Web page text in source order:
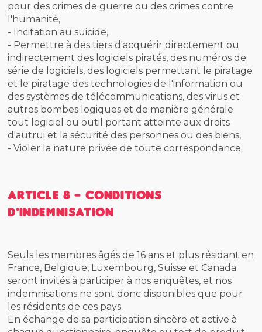
pour des crimes de guerre ou des crimes contre
l'humanité,
- Incitation au suicide,
- Permettre à des tiers d'acquérir directement ou
indirectement des logiciels piratés, des numéros de
série de logiciels, des logiciels permettant le piratage
et le piratage des technologies de l'information ou
des systèmes de télécommunications, des virus et
autres bombes logiques et de manière générale
tout logiciel ou outil portant atteinte aux droits
d'autrui et la sécurité des personnes ou des biens,
- Violer la nature privée de toute correspondance.
Article 8 - Conditions
d'indemnisation
Seuls les membres âgés de 16 ans et plus résidant en
France, Belgique, Luxembourg, Suisse et Canada
seront invités à participer à nos enquêtes, et nos
indemnisations ne sont donc disponibles que pour
les résidents de ces pays.
En échange de sa participation sincère et active à